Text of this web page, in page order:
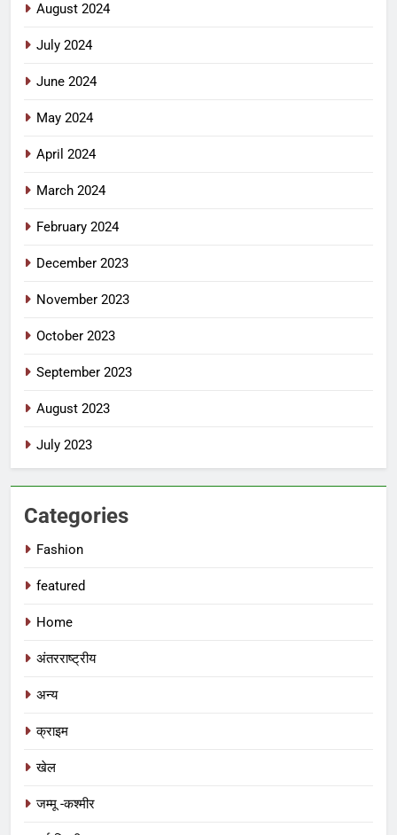
August 2024
July 2024
June 2024
May 2024
April 2024
March 2024
February 2024
December 2023
November 2023
October 2023
September 2023
August 2023
July 2023
Categories
Fashion
featured
Home
अंतरराष्ट्रीय
अन्य
क्राइम
खेल
जम्मू -कश्मीर